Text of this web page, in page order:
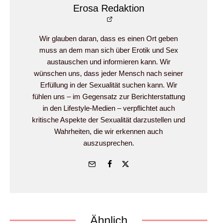
Erosa Redaktion
Wir glauben daran, dass es einen Ort geben
muss an dem man sich über Erotik und Sex
austauschen und informieren kann. Wir
wünschen uns, dass jeder Mensch nach seiner
Erfüllung in der Sexualität suchen kann. Wir
fühlen uns – im Gegensatz zur Berichterstattung
in den Lifestyle-Medien – verpflichtet auch
kritische Aspekte der Sexualität darzustellen und
Wahrheiten, die wir erkennen auch
auszusprechen.